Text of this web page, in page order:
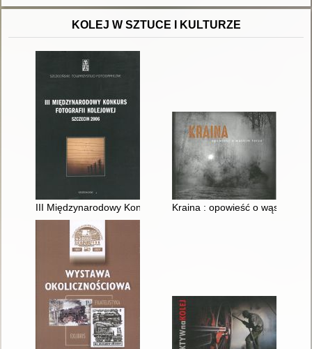
KOLEJ W SZTUCE I KULTURZE
III Międzynarodowy Konkurs Fotografii Kolejowej, Szczecin
Kraina : opowieść o wąskim